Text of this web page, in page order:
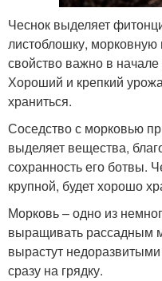
Чеснок выделяет
листоблошку,
свойство важно в
Хороший и крепкий
храниться.
Соседство с морковью
выделяет вещества,
сохранность его ботвы.
крупной, будет хорошо
Морковь – одно из
выращивать рассадным
вырастут
сразу на грядку.